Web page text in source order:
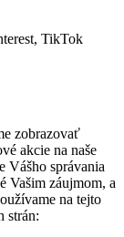
TikTok
zobrazovať
akcie na naše
Vášho správania
Vašim záujmom, a
na tejto
strán: